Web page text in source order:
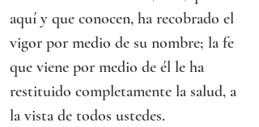
aquí y que conocen, ha recobrado el
vigor por medio de su nombre; la fe
que viene por medio de él le ha
restituido completamente la salud, a
la vista de todos ustedes.